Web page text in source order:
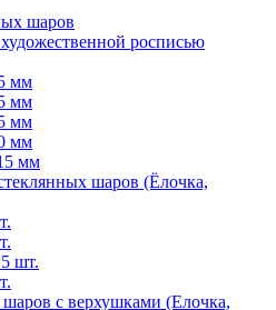
шаров
росписью
мм
мм
мм
мм
мм
шаров (Ёлочка,
шт.
с верхушками (Елочка,